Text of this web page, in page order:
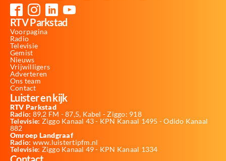
RTV Parkstad
Voorpagina
Radio
Televisie
Gemist
Nieuws
Vrijwilligers
Adverteren
Ons team
Contact
Luister en kijk
RTV Parkstad
Radio: 89,2 FM - 87,5, Kabel - Ziggo: 918
Televisie: Ziggo Kanaal 43 - KPN Kanaal 1495 - Odido Kanaal
882
Omroep Landgraaf
Radio: www.luistertipfm.nl
Televisie: Ziggo Kanaal 49 - KPN Kanaal 1334